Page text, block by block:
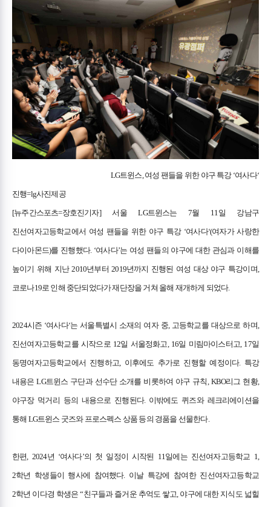
LG트윈스, 여성 팬들을 위한 야구 특강 ‘여사다‘
진행=lg사진제공
[뉴주간스포츠=장호진기자] 서울 LG트윈스는 7월 11일 강남구
진선여자고등학교에서 여성 팬들을 위한 야구 특강 ‘여사다‘(여자가 사랑한
다이아몬드)를 진행했다. ‘여사다’는 여성 팬들의 야구에 대한 관심과 이해를
높이기 위해 지난 2010년부터 2019년까지 진행된 여성 대상 야구 특강이며,
코로나19로 인해 중단되었다가 재단장을 거쳐 올해 재개하게 되었다.
2024시즌 ‘여사다‘는 서울특별시 소재의 여자 중, 고등학교를 대상으로 하며,
진선여자고등학교를 시작으로 12일 서울정화고, 16일 미림마이스터고, 17일
동명여자고등학교에서 진행하고, 이후에도 추가로 진행할 예정이다. 특강
내용은 LG트윈스 구단과 선수단 소개를 비롯하여 야구 규칙, KBO리그 현황,
야구장 먹거리 등의 내용으로 진행된다. 이밖에도 퀴즈와 레크리에이션을
통해 LG트윈스 굿즈와 프로스펙스 상품 등의 경품을 선물한다.
한편, 2024년 ‘여사다’의 첫 일정이 시작된 11일에는 진선여자고등학교 1,
2학년 학생들이 행사에 참여했다. 이날 특강에 참여한 진선여자고등학교
2학년 이다경 학생은 “친구들과 즐거운 추억도 쌓고, 야구에 대한 지식도 넓힐